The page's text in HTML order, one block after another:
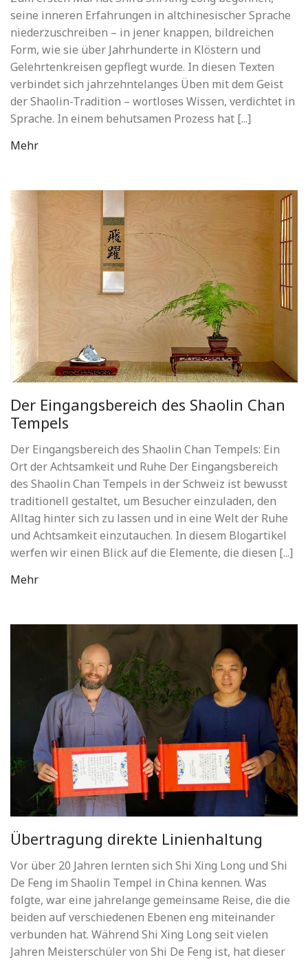
seine inneren Erfahrungen in altchinesischer Sprache
niederzuschreiben – in jener knappen, bildreichen
Form, wie sie über Jahrhunderte in Klöstern und
Gelehrtenkreisen gepflegt wurde. In diesen Texten
verbindet sich jahrzehntelanges Üben mit dem Geist
der Shaolin-Tradition – wortloses Wissen, verdichtet in
Sprache. In einem behutsamen Prozess hat [...]
Mehr
Der Eingangsbereich des Shaolin Chan
Tempels
Der Eingangsbereich des Shaolin Chan Tempels: Ein
Ort der Achtsamkeit und Ruhe Der Eingangsbereich
des Shaolin Chan Tempels in der Schweiz ist bewusst
traditionell gestaltet, um Besucher einzuladen, den
Alltag hinter sich zu lassen und in eine Welt der Ruhe
und Achtsamkeit einzutauchen. In diesem Blogartikel
werfen wir einen Blick auf die Elemente, die diesen [...]
Mehr
Übertragung direkte Linienhaltung
Vor über 20 Jahren lernten sich Shi Xing Long und Shi
De Feng im Shaolin Tempel in China kennen. Was
folgte, war eine jahrelange gemeinsame Reise, die die
beiden auf verschiedenen Ebenen eng miteinander
verbunden hat. Während Shi Xing Long seit vielen
Jahren Meisterschüler von Shi De Feng ist, hat dieser